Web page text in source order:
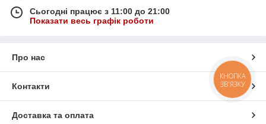
Сьогодні працює з 11:00 до 21:00
Показати весь графік роботи
Про нас
Контакти
Доставка та оплата
КНОПКА
ЗВ'ЯЗКУ